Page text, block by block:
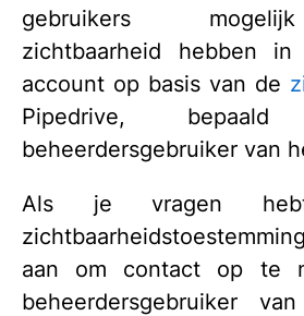
gebruikers
zichtbaarheid hebben
account op basis van de
Pipedrive,
beheerdersgebruiker van
Als je vragen
aan om contact op te
beheerdersgebruiker